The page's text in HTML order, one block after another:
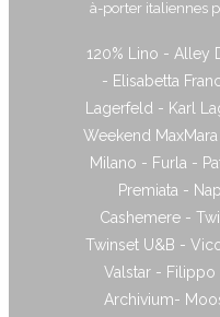
à-porter italiennes
120% Lino - Alley
- Elisabetta
Lagerfeld - Karl
Weekend
Milano - Furla -
Premiata -
Cashemere -
Twinset U&B -
Valstar - Filippo
Archivium-